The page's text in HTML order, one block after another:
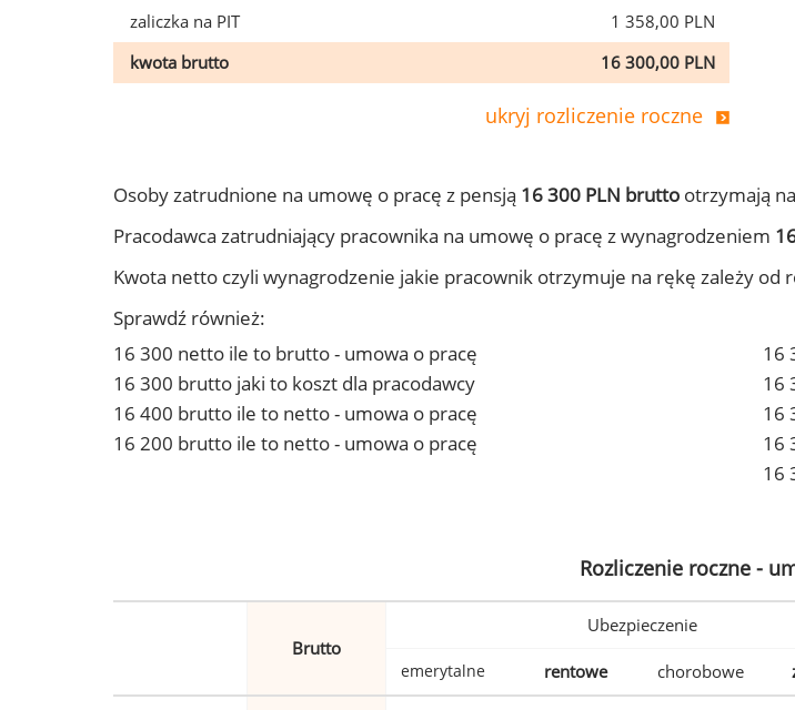
zaliczka na PIT
1 358,00 PLN
kwota brutto
16 300,00 PLN
ukryj rozliczenie roczne
Osoby zatrudnione na umowę o pracę z pensją 16 300 PLN brutto otrzymają
Pracodawca zatrudniający pracownika na umowę o pracę z wynagrodzeniem
Kwota netto czyli wynagrodzenie jakie pracownik otrzymuje na rękę zależy od
Sprawdź również:
16 300 netto ile to brutto - umowa o pracę
16 300 brutto jaki to koszt dla pracodawcy
16 400 brutto ile to netto - umowa o pracę
16 200 brutto ile to netto - umowa o pracę
16
16
16
16
16
Rozliczenie roczne -
Brutto
Ubezpieczenie
emerytalne rentowe chorobowe